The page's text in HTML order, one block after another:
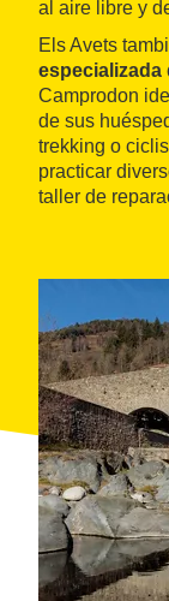
al aire libre y
Els Avets
especializada
Camprodon
de sus
trekking o
practicar
taller de